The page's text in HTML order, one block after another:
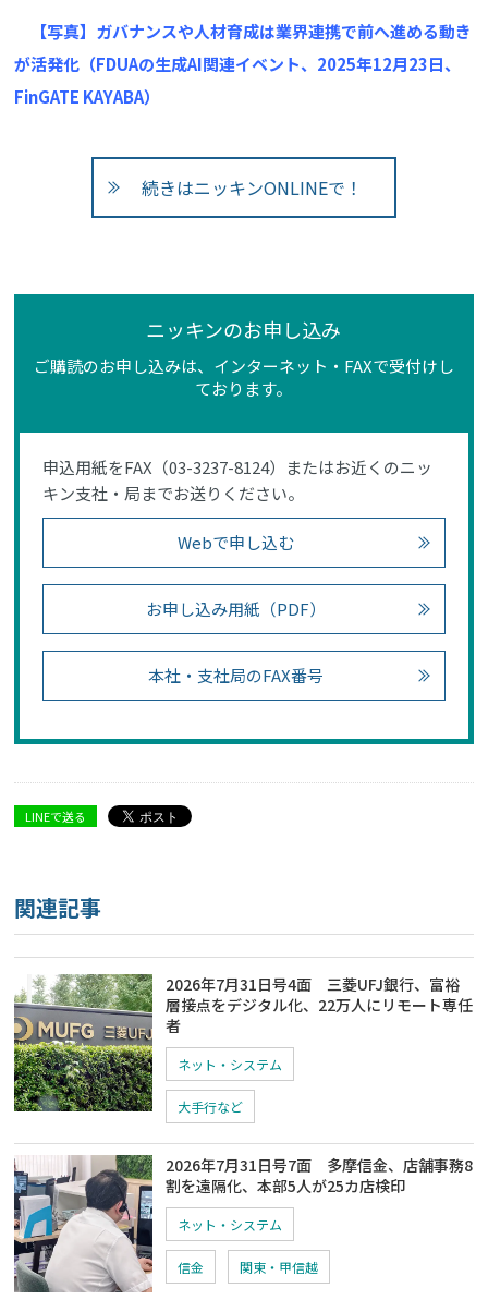
【写真】ガバナンスや人材育成は業界連携で前へ進める動き
が活発化（FDUAの生成AI関連イベント、2025年12月23日、
FinGATE KAYABA）
続きはニッキンONLINEで！
ニッキンのお申し込み
ご購読のお申し込みは、インターネット・FAXで受付けし
ております。
申込用紙をFAX（03-3237-8124）またはお近くのニッ
キン支社・局までお送りください。
Webで申し込む
お申し込み用紙（PDF）
本社・支社局のFAX番号
LINEで送る
関連記事
2026年7月31日号4面 三菱UFJ銀行、富裕
層接点をデジタル化、22万人にリモート専任
者
ネット・システム
大手行など
2026年7月31日号7面 多摩信金、店舗事務8
割を遠隔化、本部5人が25カ店検印
ネット・システム
信金 関東・甲信越